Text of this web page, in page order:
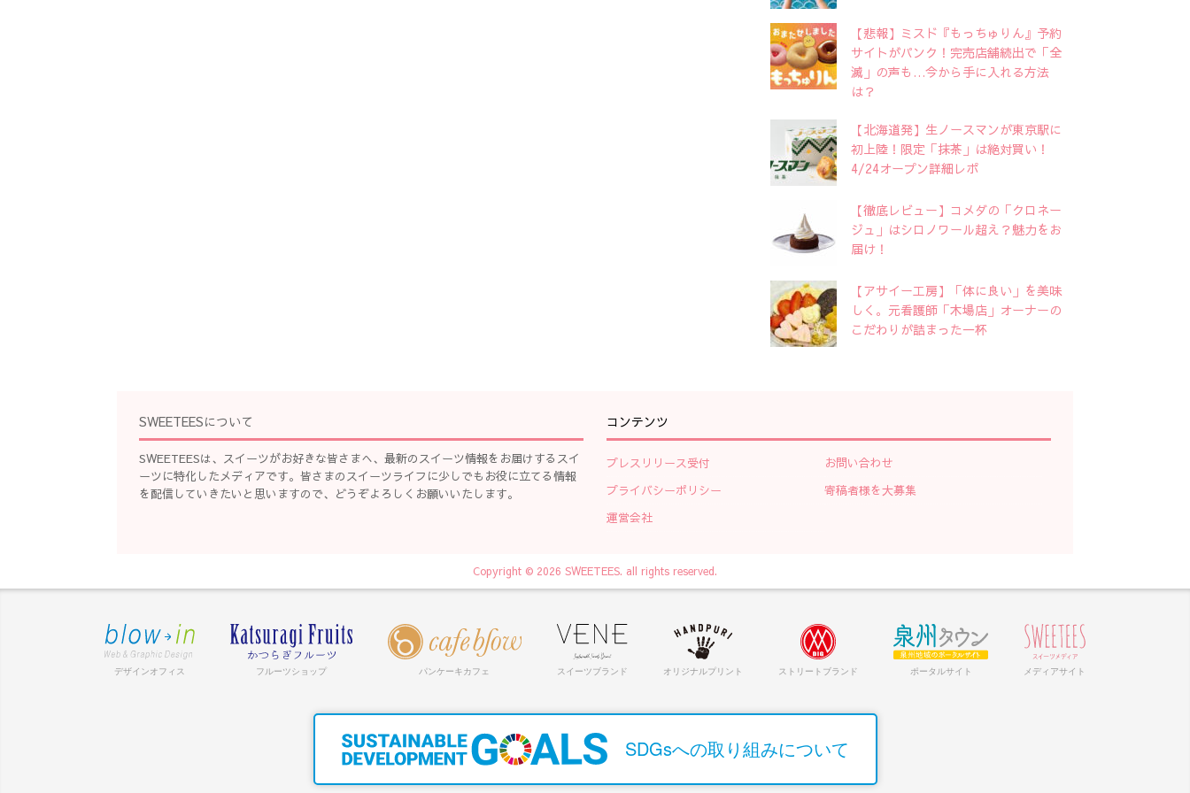
【悲報】ミスド『もっちゅりん』予約
サイトがパンク！完売店舗続出で「全
滅」の声も…今から手に入れる方法
は？
【北海道発】生ノースマンが東京駅に
初上陸！限定「抹茶」は絶対買い！
4/24オープン詳細レポ
【徹底レビュー】コメダの「クロネー
ジュ」はシロノワール超え？魅力をお
届け！
【アサイー工房】「体に良い」を美味
しく。元看護師「木場店」オーナーの
こだわりが詰まった一杯
SWEETEESについて
SWEETEESは、スイーツがお好きな皆さまへ、最新のスイーツ情報をお届けするスイ
ーツに特化したメディアです。皆さまのスイーツライフに少しでもお役に立てる情報
を配信していきたいと思いますので、どうぞよろしくお願いいたします。
コンテンツ
プレスリリース受付
お問い合わせ
プライバシーポリシー
寄稿者様を大募集
運営会社
Copyright © 2026 SWEETEES. all rights reserved.
デザインオフィス フルーツショップ パンケーキカフェ スイーツブランド オリジナルプリント ストリートブランド ポータルサイト メディアサイト
SDGsへの取り組みについて